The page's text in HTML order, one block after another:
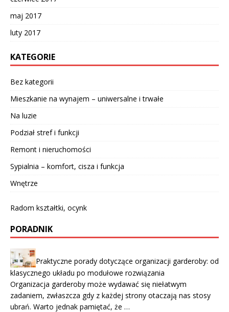
maj 2017
luty 2017
KATEGORIE
Bez kategorii
Mieszkanie na wynajem – uniwersalne i trwałe
Na luzie
Podział stref i funkcji
Remont i nieruchomości
Sypialnia – komfort, cisza i funkcja
Wnętrze
Radom kształtki, ocynk
PORADNIK
Praktyczne porady dotyczące organizacji garderoby: od
klasycznego układu po modułowe rozwiązania
Organizacja garderoby może wydawać się niełatwym
zadaniem, zwłaszcza gdy z każdej strony otaczają nas stosy
ubrań. Warto jednak pamiętać, że …